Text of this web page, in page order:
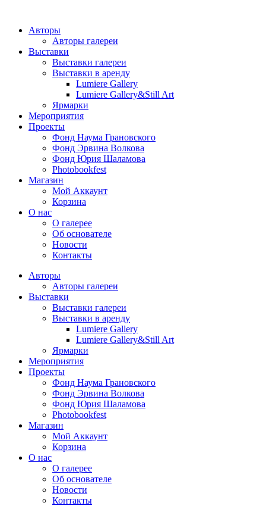
Авторы
Авторы галереи
Выставки
Выставки галереи
Выставки в аренду
Lumiere Gallery
Lumiere Gallery&Still Art
Ярмарки
Мероприятия
Проекты
Фонд Наума Грановского
Фонд Эрвина Волкова
Фонд Юрия Шаламова
Photobookfest
Магазин
Мой Аккаунт
Корзина
О нас
О галерее
Об основателе
Новости
Контакты
Авторы
Авторы галереи
Выставки
Выставки галереи
Выставки в аренду
Lumiere Gallery
Lumiere Gallery&Still Art
Ярмарки
Мероприятия
Проекты
Фонд Наума Грановского
Фонд Эрвина Волкова
Фонд Юрия Шаламова
Photobookfest
Магазин
Мой Аккаунт
Корзина
О нас
О галерее
Об основателе
Новости
Контакты